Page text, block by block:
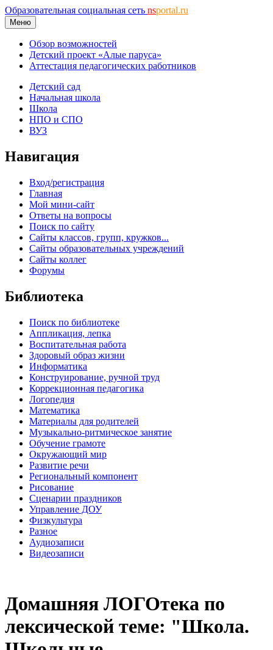
Образовательная социальная сеть nsportal.ru
Меню
Обзор возможностей
Детский проект «Алые паруса»
Аттестация педагогических работников
Детский сад
Начальная школа
Школа
НПО и СПО
ВУЗ
Навигация
Вход/регистрация
Главная
Мой мини-сайт
Ответы на вопросы
Поиск по сайту
Сайты классов, групп, кружков...
Сайты образовательных учреждений
Сайты коллег
Форумы
Библиотека
Поиск по библиотеке
Аппликация, лепка
Воспитательная работа
Здоровый образ жизни
Информатика
Конструирование, ручной труд
Коррекционная педагогика
Логопедия
Математика
Материалы для родителей
Музыкально-ритмическое занятие
Обучение грамоте
Окружающий мир
Развитие речи
Региональный компонент
Рисование
Сценарии праздников
Управление ДОУ
Физкультура
Разное
Аудиозаписи
Видеозаписи
Домашняя ЛОГОтека по
лексической теме: "Школа.